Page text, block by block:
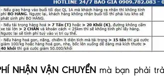
NHẬN VẬN CHUYỂN mà bạn phải